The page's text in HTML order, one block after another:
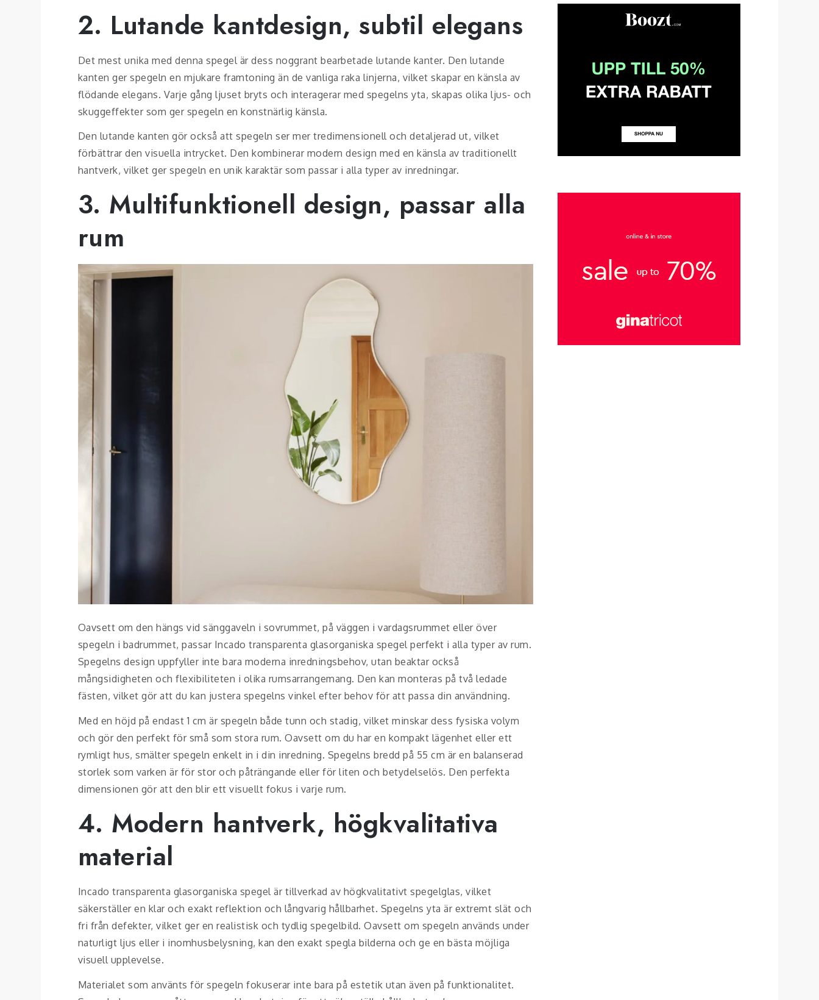
2. Lutande kantdesign, subtil elegans
Det mest unika med denna spegel är dess noggrant bearbetade lutande kanter. Den lutande
kanten ger spegeln en mjukare framtoning än de vanliga raka linjerna, vilket skapar en känsla av
flödande elegans. Varje gång ljuset bryts och interagerar med spegelns yta, skapas olika ljus- och
skuggeffekter som ger spegeln en konstnärlig känsla.
Den lutande kanten gör också att spegeln ser mer tredimensionell och detaljerad ut, vilket
förbättrar den visuella intrycket. Den kombinerar modern design med en känsla av traditionellt
hantverk, vilket ger spegeln en unik karaktär som passar i alla typer av inredningar.
3. Multifunktionell design, passar alla
rum
Oavsett om den hängs vid sänggaveln i sovrummet, på väggen i vardagsrummet eller över
spegeln i badrummet, passar Incado transparenta glasorganiska spegel perfekt i alla typer av rum.
Spegelns design uppfyller inte bara moderna inredningsbehov, utan beaktar också
mångsidigheten och flexibiliteten i olika rumsarrangemang. Den kan monteras på två ledade
fästen, vilket gör att du kan justera spegelns vinkel efter behov för att passa din användning.
Med en höjd på endast 1 cm är spegeln både tunn och stadig, vilket minskar dess fysiska volym
och gör den perfekt för små som stora rum. Oavsett om du har en kompakt lägenhet eller ett
rymligt hus, smälter spegeln enkelt in i din inredning. Spegelns bredd på 55 cm är en balanserad
storlek som varken är för stor och påträngande eller för liten och betydelselös. Den perfekta
dimensionen gör att den blir ett visuellt fokus i varje rum.
4. Modern hantverk, högkvalitativa
material
Incado transparenta glasorganiska spegel är tillverkad av högkvalitativt spegelglas, vilket
säkerställer en klar och exakt reflektion och långvarig hållbarhet. Spegelns yta är extremt slät och
fri från defekter, vilket ger en realistisk och tydlig spegelbild. Oavsett om spegeln används under
naturligt ljus eller i inomhusbelysning, kan den exakt spegla bilderna och ge en bästa möjliga
visuell upplevelse.
Materialet som använts för spegeln fokuserar inte bara på estetik utan även på funktionalitet.